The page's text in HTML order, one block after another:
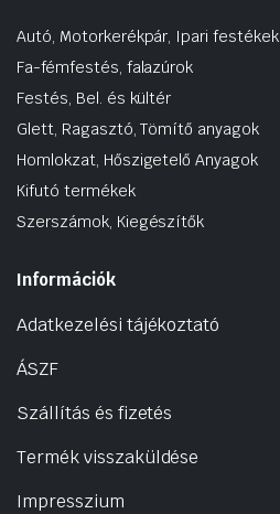
Autó, Motorkerékpár, Ipari festékek
Fa-fémfestés, falazúrok
Festés, Bel. és kültér
Glett, Ragasztó, Tömítő anyagok
Homlokzat, Hőszigetelő Anyagok
Kifutó termékek
Szerszámok, Kiegészítők
Információk
Adatkezelési tájékoztató
ÁSZF
Szállítás és fizetés
Termék visszaküldése
Impresszium